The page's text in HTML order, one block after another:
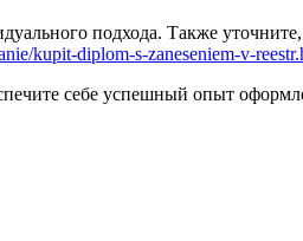
подхода. Также уточните,
kupit-diplom-s-zaneseniem-v-
себе успешный опыт